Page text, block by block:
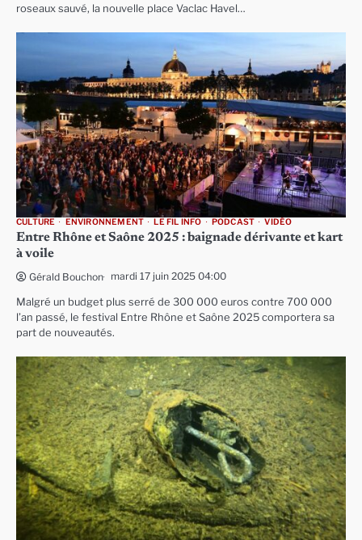
roseaux sauvé, la nouvelle place Vaclac Havel…
CULTURE ENVIRONNEMENT LE FIL INFO PODCAST VIDÉO
Entre Rhône et Saône 2025 : baignade dérivante et kart
à voile
Gérald Bouchon mardi 17 juin 2025 04:00
Malgré un budget plus serré de 300 000 euros contre 700 000
l’an passé, le festival Entre Rhône et Saône 2025 comportera sa
part de nouveautés.